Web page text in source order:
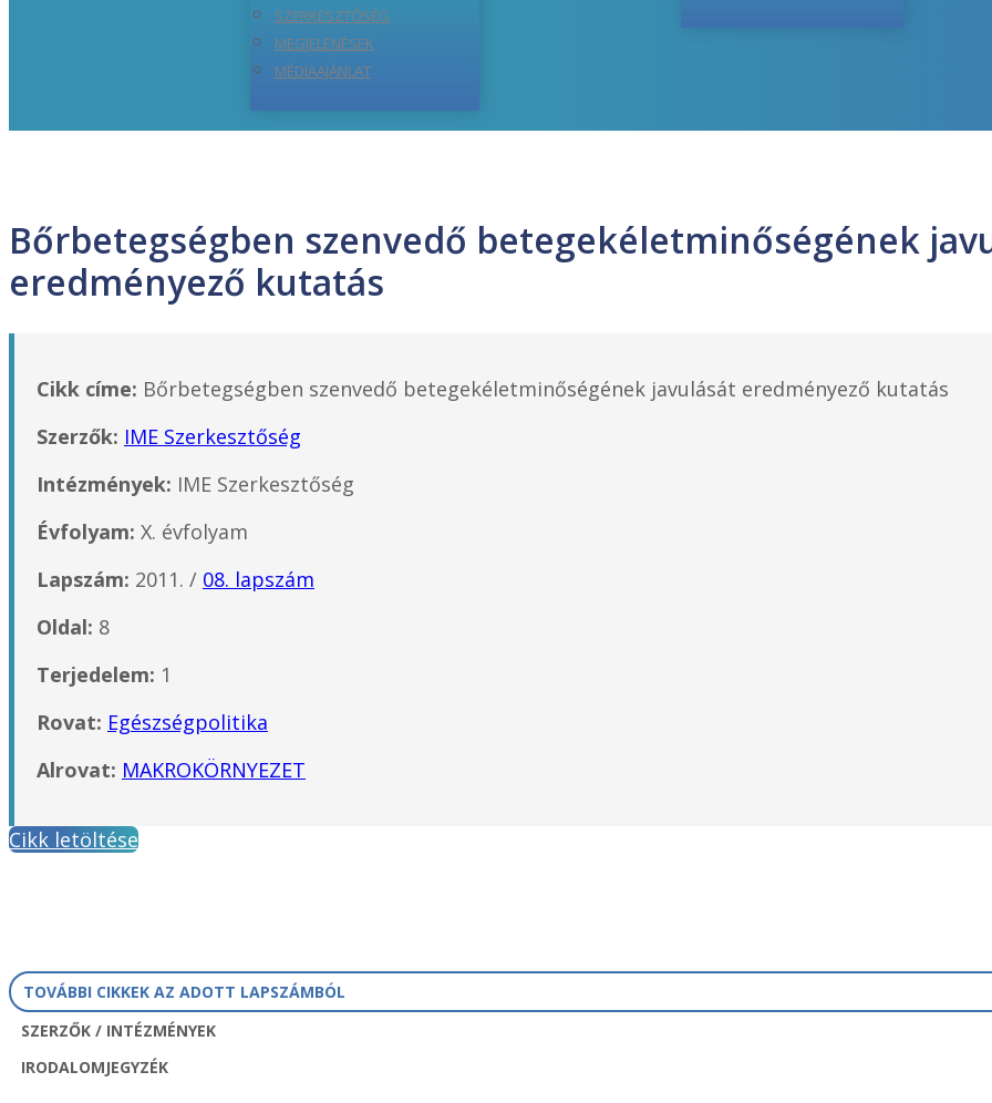
SZERKESZTŐSÉG
MEGJELENÉSEK
MÉDIAAJÁNLAT
Bőrbetegségben szenvedő betegekéletminőségének
eredményező kutatás
Cikk címe: Bőrbetegségben szenvedő betegekéletminőségének javulását eredményező kutatás
Szerzők: IME Szerkesztőség
Intézmények: IME Szerkesztőség
Évfolyam: X. évfolyam
Lapszám: 2011. / 08. lapszám
Oldal: 8
Terjedelem: 1
Rovat: Egészségpolitika
Alrovat: MAKROKÖRNYEZET
Cikk letöltése
TOVÁBBI CIKKEK AZ ADOTT LAPSZÁMBÓL
SZERZŐK / INTÉZMÉNYEK
IRODALOMJEGYZÉK